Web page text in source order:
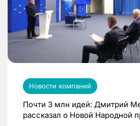
Новости компаний
Почти 3 млн идей: Дмитрий
рассказал о Новой Народной